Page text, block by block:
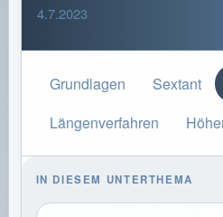
4.7.2023
Grundlagen Sextant
Längenverfahren
IN DIESEM UNTERTHEMA